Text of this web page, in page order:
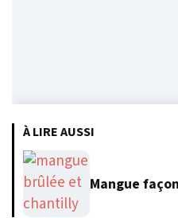
À LIRE AUSSI
Mangue